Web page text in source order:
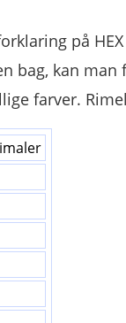
på
bag, kan man
farver.